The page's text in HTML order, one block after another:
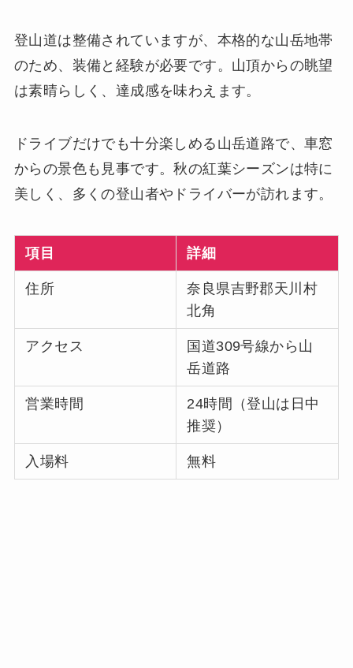
登山道は整備されていますが、本格的な山岳地帯
のため、装備と経験が必要です。山頂からの眺望
は素晴らしく、達成感を味わえます。
ドライブだけでも十分楽しめる山岳道路で、車窓
からの景色も見事です。秋の紅葉シーズンは特に
美しく、多くの登山者やドライバーが訪れます。
項目 詳細
住所
奈良県吉野郡天川村
北角
アクセス
国道309号線から山
岳道路
営業時間
24時間（登山は日中
推奨）
入場料 無料